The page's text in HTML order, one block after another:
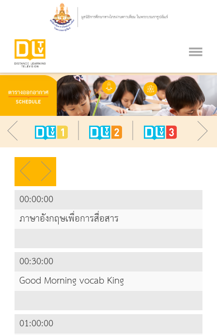
00:00:00
ภาษาอังกฤษเพื่อการสื่อสาร
00:30:00
Good Morning vocab King
01:00:00